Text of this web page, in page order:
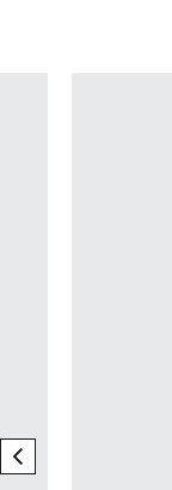
previous element